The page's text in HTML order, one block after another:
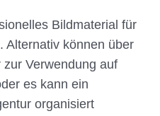
Bildmaterial für
Alternativ können über
Verwendung auf
es kann ein
organisiert